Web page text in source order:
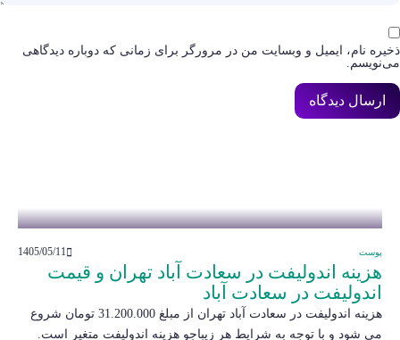
ذخیره نام، ایمیل و وبسایت من در مرورگر برای زمانی که دوباره دیدگاهی
می‌نویسم.
پوست 1405/05/11
هزینه اندولیفت در سعادت آباد تهران و قیمت
اندولیفت در سعادت آباد
هزینه اندولیفت در سعادت آباد تهران از مبلغ 31.200.000 تومان شروع
می شود و با توجه به شرایط هر زیباجو هزینه اندولیفت متغیر است.